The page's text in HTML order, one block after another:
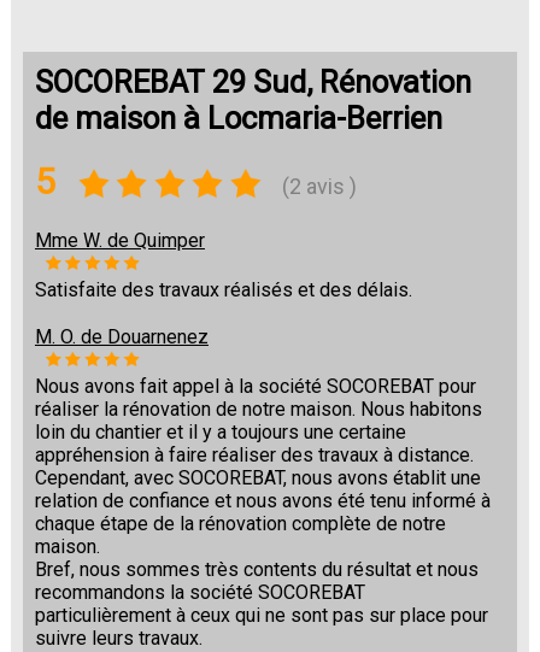
SOCOREBAT 29 Sud, Rénovation
de maison à Locmaria-Berrien
5 (2 avis )
Mme W. de Quimper
Satisfaite des travaux réalisés et des délais.
M. O. de Douarnenez
Nous avons fait appel à la société SOCOREBAT pour
réaliser la rénovation de notre maison. Nous habitons
loin du chantier et il y a toujours une certaine
appréhension à faire réaliser des travaux à distance.
Cependant, avec SOCOREBAT, nous avons établit une
relation de confiance et nous avons été tenu informé à
chaque étape de la rénovation complète de notre
maison.
Bref, nous sommes très contents du résultat et nous
recommandons la société SOCOREBAT
particulièrement à ceux qui ne sont pas sur place pour
suivre leurs travaux.